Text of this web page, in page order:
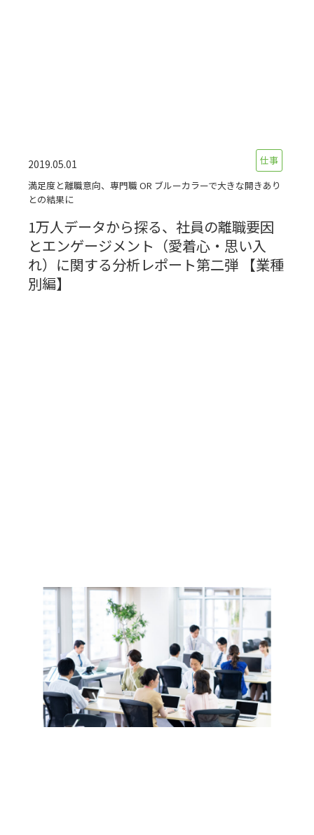
2019.05.01
仕事
満足度と離職意向、専門職 OR ブルーカラーで大きな開きあり
との結果に
1万人データから探る、社員の離職要因
とエンゲージメント（愛着心・思い入
れ）に関する分析レポート第二弾 【業種
別編】